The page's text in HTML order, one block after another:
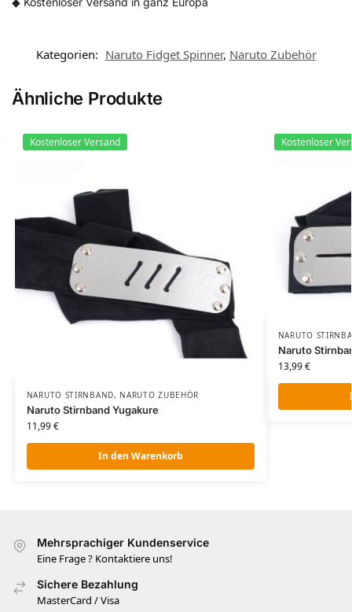
Kategorien: Naruto Fidget Spinner, Naruto Zubehör​
Ähnliche Produkte
Kostenloser Versand
NARUTO STIRNBAND, NARUTO ZUBEHÖR​
Naruto Stirnband Yugakure
11,99€
In den Warenkorb
Kostenloser
NARUTO
Naruto
13,99€
Mehrsprachiger Kundenservice
Eine Frage ? Kontaktiere uns!
Sichere Bezahlung
MasterCard / Visa